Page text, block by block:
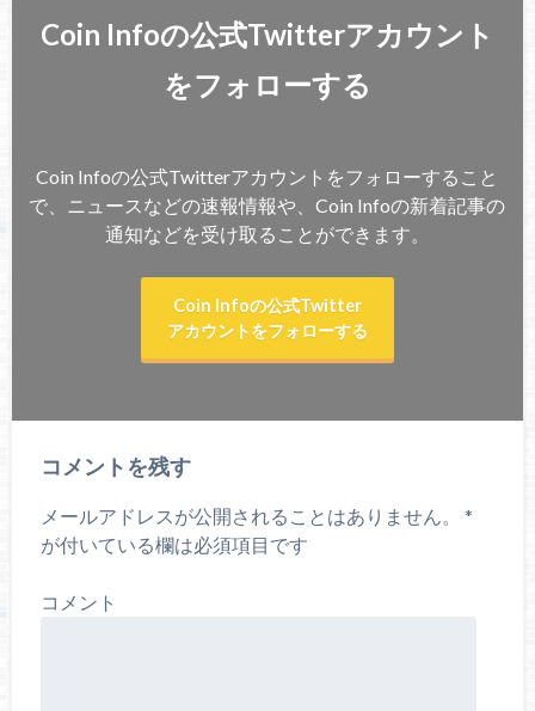
Coin Infoの公式Twitterアカウント
をフォローする
Coin Infoの公式Twitterアカウントをフォローすること
で、ニュースなどの速報情報や、Coin Infoの新着記事の
通知などを受け取ることができます。
Coin Infoの公式Twitter
アカウントをフォローする
コメントを残す
メールアドレスが公開されることはありません。
*
が付いている欄は必須項目です
コメント